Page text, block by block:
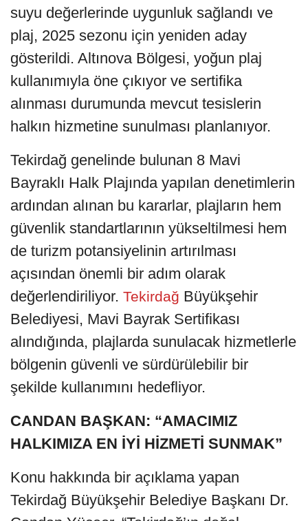
suyu değerlerinde uygunluk sağlandı ve
plaj, 2025 sezonu için yeniden aday
gösterildi. Altınova Bölgesi, yoğun plaj
kullanımıyla öne çıkıyor ve sertifika
alınması durumunda mevcut tesislerin
halkın hizmetine sunulması planlanıyor.
Tekirdağ genelinde bulunan 8 Mavi
Bayraklı Halk Plajında yapılan denetimlerin
ardından alınan bu kararlar, plajların hem
güvenlik standartlarının yükseltilmesi hem
de turizm potansiyelinin artırılması
açısından önemli bir adım olarak
değerlendiriliyor. Tekirdağ Büyükşehir
Belediyesi, Mavi Bayrak Sertifikası
alındığında, plajlarda sunulacak hizmetlerle
bölgenin güvenli ve sürdürülebilir bir
şekilde kullanımını hedefliyor.
CANDAN BAŞKAN: “AMACIMIZ
HALKIMIZA EN İYİ HİZMETİ SUNMAK”
Konu hakkında bir açıklama yapan
Tekirdağ Büyükşehir Belediye Başkanı Dr.